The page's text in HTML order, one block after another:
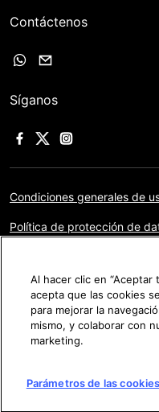
Contáctenos
Síganos
Condiciones generales de
Política de protección de
Gestión de las cookies
Mapa del sitio
Copyright © AFP 2017-
reservados.Los usuarios
contenido con fines
Al hacer clic en “Aceptar
acepta que las cookies
para mejorar la
mismo, y colaborar con
marketing.
Parámetros de las cookies